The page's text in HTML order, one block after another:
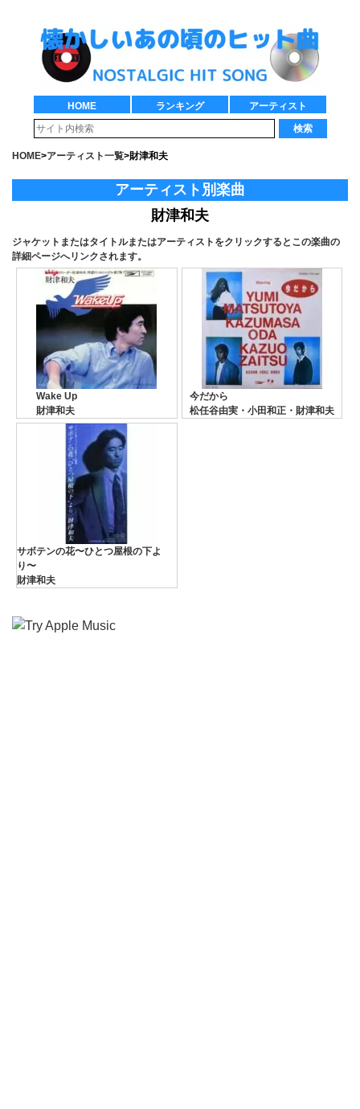
HOME ランキング
アーティスト
検索
HOME>アーティスト一覧>財津和夫
アーティスト別楽曲
財津和夫
ジャケットまたはタイトルまたはアーティストをクリックするとこの楽曲の
詳細ページへリンクされます。
Wake Up
財津和夫
今だから
松任谷由実・小田和正・財津和夫
サボテンの花〜ひとつ屋根の下よ
り〜
財津和夫